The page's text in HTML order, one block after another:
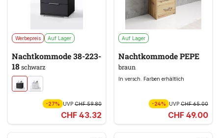
Werbepreis Auf Lager
Nachtkommode 38-223-
18schwarz
-27% UVP CHF 59.80
CHF 43.32
Auf Lager
Nachtkommode PEPE
braun
In versch. Farben erhältlich
-24% UVPCHF 65.00
CHF 49.00